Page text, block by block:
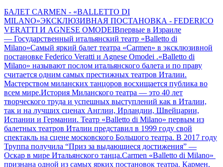
БАЛЕТ CARMEN - «BALLETTO DI
MILANO»ЭКСКЛЮЗИВНАЯ ПОСТАНОВКА - FEDERICO
VERATTI И​ AGNESE OMODEIВпервые в Израиле
— Государственный итальянский театр «Balletto di
Milano»Самый​ яркий балет театра «Carmen» в эксклюзивной
постановке Federico Veratti и​ Agnese Omodei .​«Balletto di​
Milano»​ называют послом итальянского балета и по праву
считается одним самых престижных театров Италии.
Мастерством миланских танцоров восхищается публика во
всем мире.История Миланского театра —​ это 40​ лет
творческого труда и успешных выступлений как в Италии,
так и на лучших сценах Англии, Ирландии, Швейцарии,
Испании и Германии. Театр «Balletto di​ Milano» первым из
балетных театров Италии представил в 1999 году свой
спектакль на сцене московского Большого театра. В 2017 году
Труппа получила “Приз за выдающиеся достижения” —
Оскар в мире Итальянского танца.​Carmen «Balletto di​ Milano»​ ​
признана одной из самых ярких​ постановок театра. Кармен,